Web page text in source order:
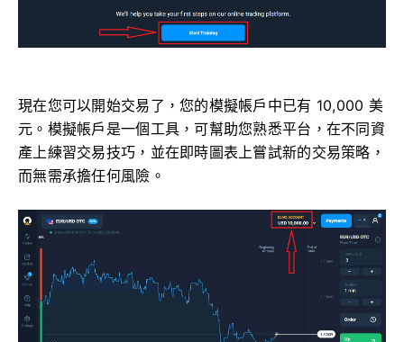
現在您可以開始交易了，您的模擬帳戶中已有 10,000 美
元。模擬帳戶是一個工具，可幫助您熟悉平台，在不同資
產上練習交易技巧，並在即時圖表上嘗試新的交易策略，
而無需承擔任何風險。